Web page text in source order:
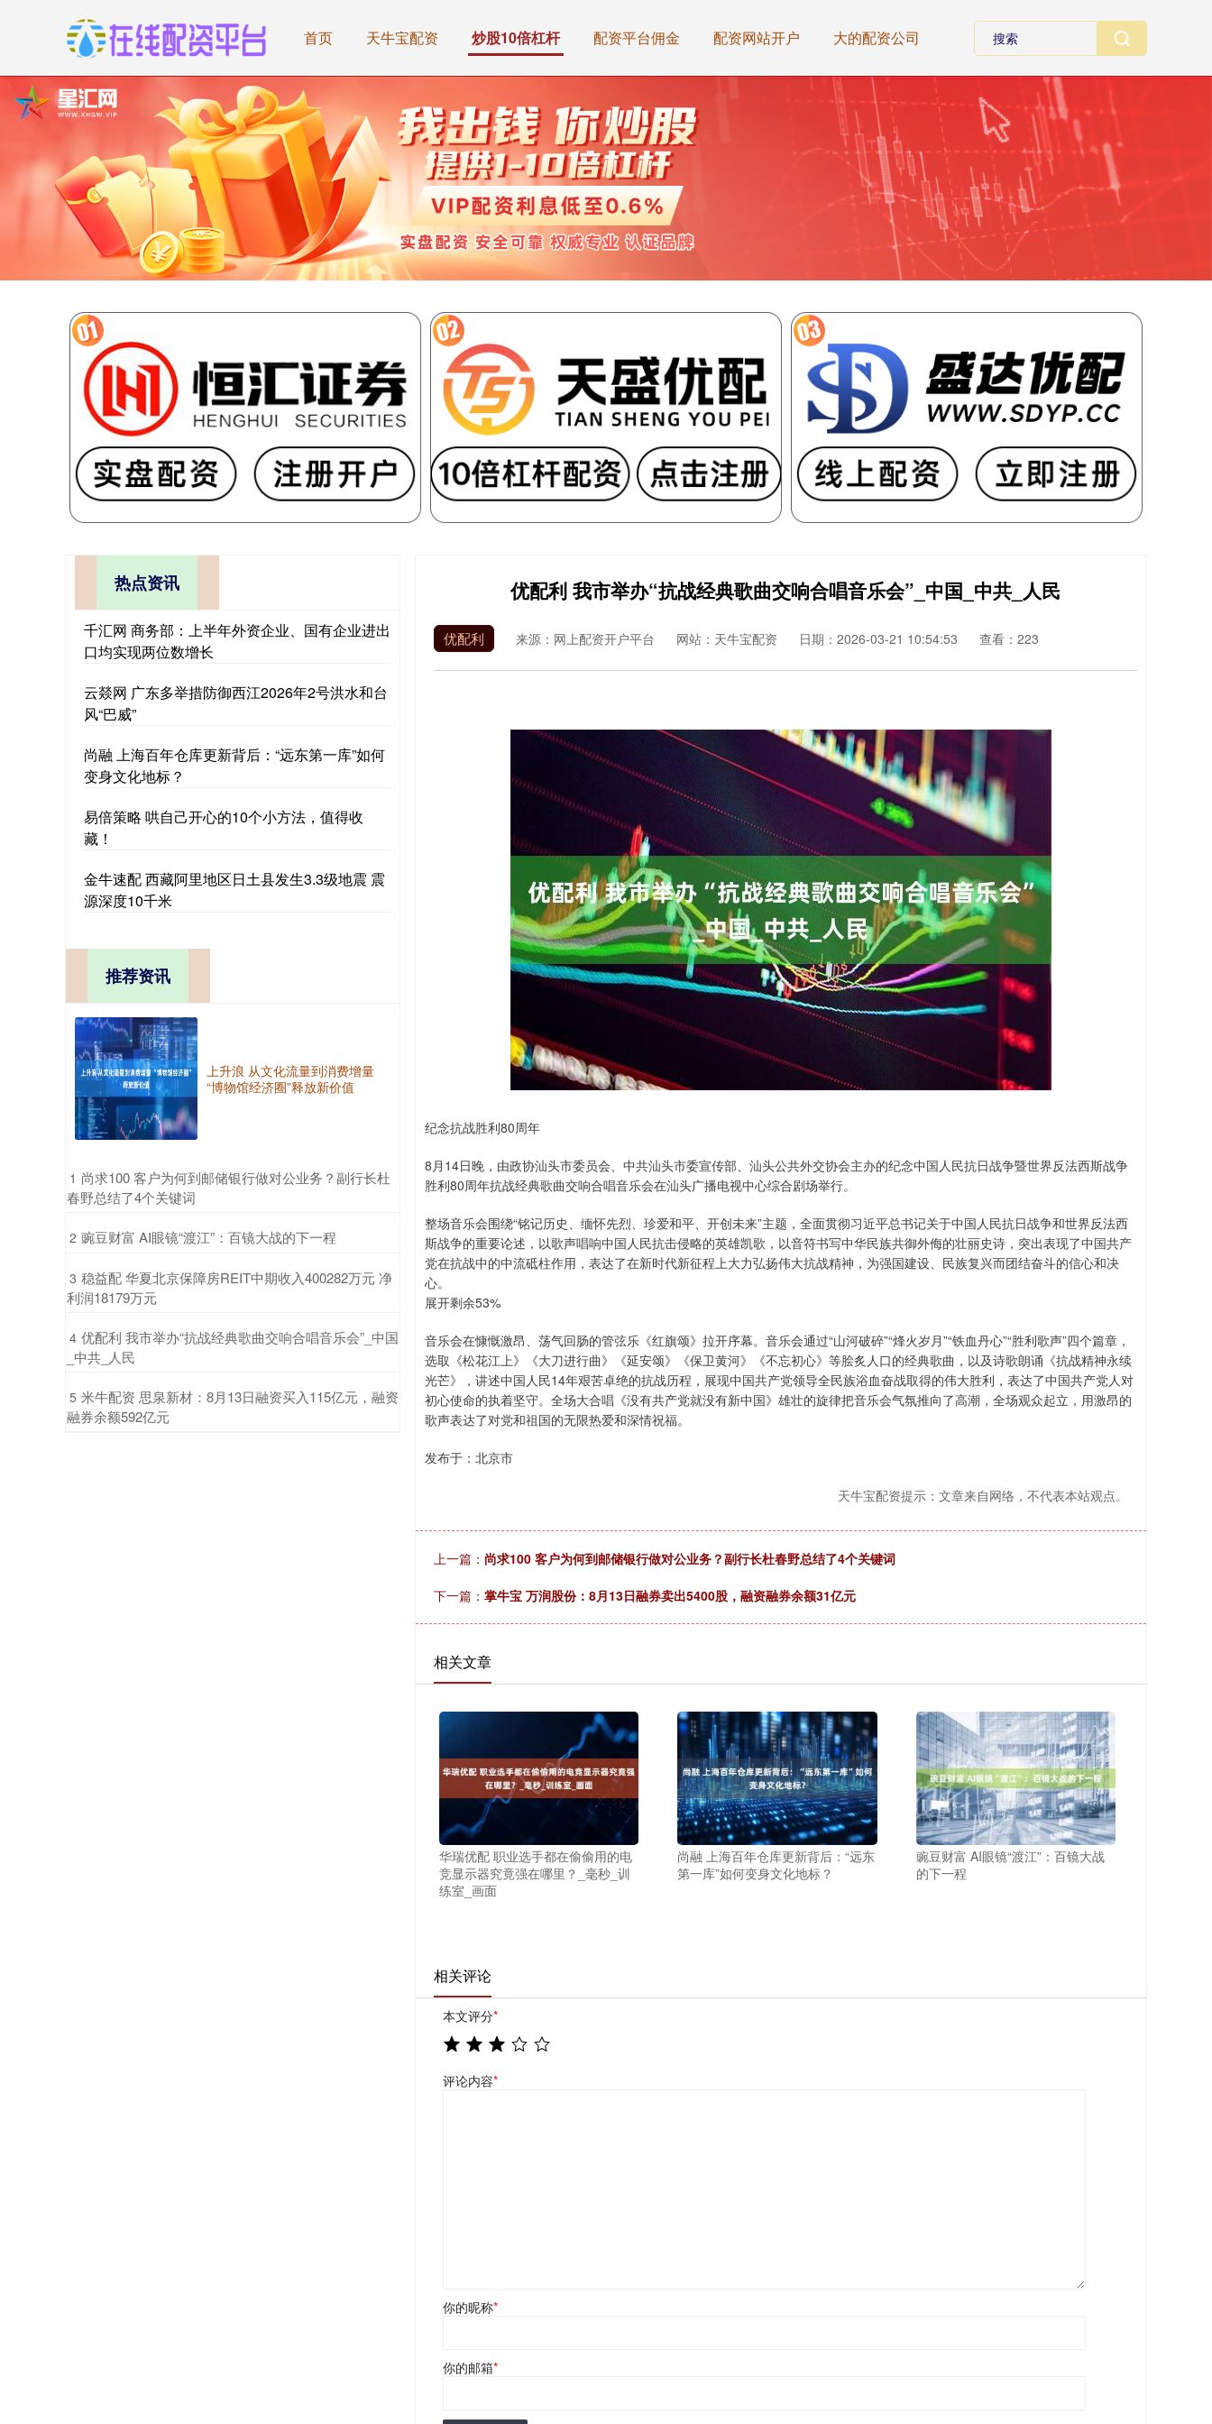
首页 天牛宝配资 炒股10倍杠杆 配资平台佣金 配资网站开户 大的配资公司
优配利 我市举办“抗战经典歌曲交响合唱音乐会”_中国_中共_人民
优配利 来源：网上配资开户平台 网站：天牛宝配资 日期：2026-03-21 10:54:53 查看：223
纪念抗战胜利80周年
8月14日晚，由政协汕头市委员会、中共汕头市委宣传部、汕头公共外交协会主办的纪念中国人民抗日战争暨世界反法西斯战争
胜利80周年抗战经典歌曲交响合唱音乐会在汕头广播电视中心综合剧场举行。
整场音乐会围绕“铭记历史、缅怀先烈、珍爱和平、开创未来”主题，全面贯彻习近平总书记关于中国人民抗日战争和世界反法西
斯战争的重要论述，以歌声唱响中国人民抗击侵略的英雄凯歌，以音符书写中华民族共御外侮的壮丽史诗，突出表现了中国共产
党在抗战中的中流砥柱作用，表达了在新时代新征程上大力弘扬伟大抗战精神，为强国建设、民族复兴而团结奋斗的信心和决
心。
展开剩余53%
音乐会在慷慨激昂、荡气回肠的管弦乐《红旗颂》拉开序幕。音乐会通过“山河破碎”“烽火岁月”“铁血丹心”“胜利歌声”四个篇章，
选取《松花江上》《大刀进行曲》《延安颂》《保卫黄河》《不忘初心》等脍炙人口的经典歌曲，以及诗歌朗诵《抗战精神永续
光芒》，讲述中国人民14年艰苦卓绝的抗战历程，展现中国共产党领导全民族浴血奋战取得的伟大胜利，表达了中国共产党人对
初心使命的执着坚守。全场大合唱《没有共产党就没有新中国》雄壮的旋律把音乐会气氛推向了高潮，全场观众起立，用激昂的
歌声表达了对党和祖国的无限热爱和深情祝福。
发布于：北京市
天牛宝配资提示：文章来自网络，不代表本站观点。
上一篇： 尚求100 客户为何到邮储银行做对公业务？副行长杜春野总结了4个关键词
下一篇： 掌牛宝 万润股份：8月13日融券卖出5400股，融资融券余额31亿元
相关文章
华瑞优配 职业选手都在偷偷用的电
竞显示器究竟强在哪里？_毫秒_训
练室_画面
尚融 上海百年仓库更新背后：“远东
第一库”如何变身文化地标？
豌豆财富 AI眼镜“渡江”：百镜大战
的下一程
相关评论
本文评分*
评论内容*
你的昵称*
你的邮箱*
热点资讯
千汇网 商务部：上半年外资企业、国有企业进出
口均实现两位数增长
云燚网 广东多举措防御西江2026年2号洪水和台
风“巴威”
尚融 上海百年仓库更新背后：“远东第一库”如何
变身文化地标？
易倍策略 哄自己开心的10个小方法，值得收
藏！
金牛速配 西藏阿里地区日土县发生3.3级地震 震
源深度10千米
推荐资讯
上升浪 从文化流量到消费增量
“博物馆经济圈”释放新价值
1 ​尚求100 客户为何到邮储银行做对公业务？副行长杜
春野总结了4个关键词
2 ​豌豆财富 AI眼镜“渡江”：百镜大战的下一程
3 ​稳益配 华夏北京保障房REIT中期收入400282万元 净
利润18179万元
4 ​优配利 我市举办“抗战经典歌曲交响合唱音乐会”_中国
_中共_人民
5 ​米牛配资 思泉新材：8月13日融资买入115亿元，融资
融券余额592亿元